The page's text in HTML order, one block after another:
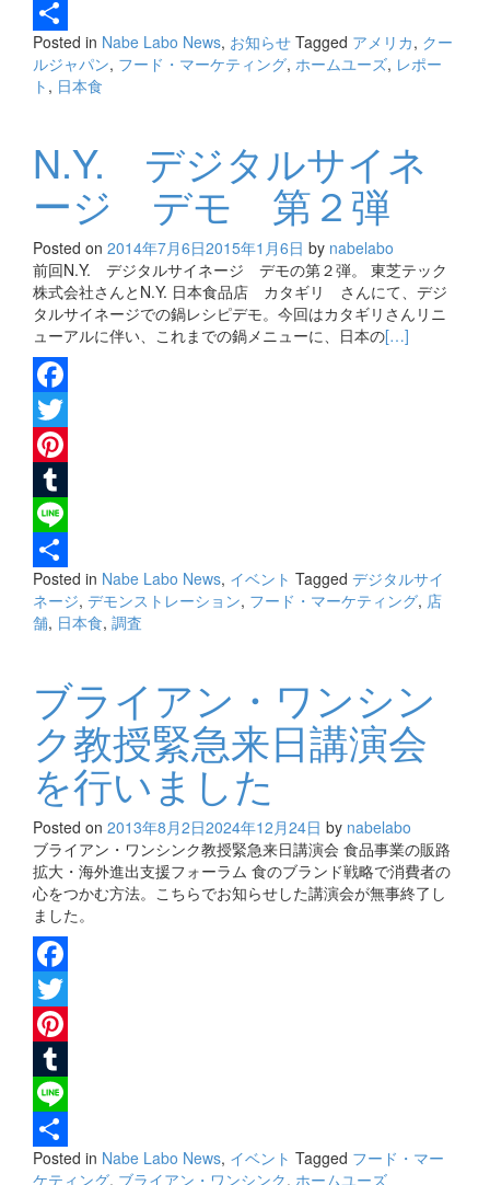
Line
共
有
Posted in Nabe Labo News, お知らせ Tagged アメリカ, クー
ルジャパン, フード・マーケティング, ホームユーズ, レポー
ト , 日本食
N.Y. デジタルサイネ
ージ デモ 第２弾
Posted on 2014年7月6日2015年1月6日 by nabelabo
前回N.Y. デジタルサイネージ デモの第２弾。 東芝テック
株式会社さんとN.Y. 日本食品店 カタギリ さんにて、デジ
タルサイネージでの鍋レシピデモ。今回はカタギリさんリニ
ューアルに伴い、これまでの鍋メニューに、日本の[…]
Facebook
Twitter
Pinterest
Tumblr
Line
共
有
Posted in Nabe Labo News, イベント Tagged デジタルサイ
ネージ, デモンストレーション, フード・マーケティング, 店
舗, 日本食, 調査
ブライアン・ワンシン
ク教授緊急来日講演会
を行いました
Posted on 2013年8月2日2024年12月24日 by nabelabo
ブライアン・ワンシンク教授緊急来日講演会 食品事業の販路
拡大・海外進出支援フォーラム 食のブランド戦略で消費者の
心をつかむ方法。こちらでお知らせした講演会が無事終了し
ました。
Facebook
Twitter
Pinterest
Tumblr
Line
共
Posted in Nabe Labo News, イベント Tagged フード・マー
ケティング, ブライアン・ワンシンク, ホームユーズ